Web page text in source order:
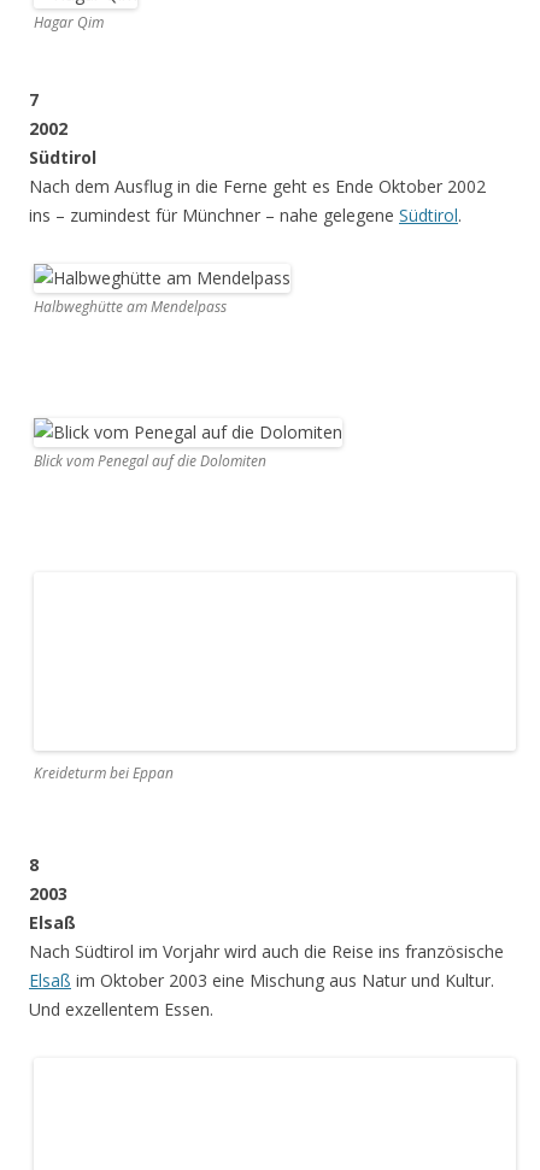
Hagar Qim
7
2002
Südtirol
Nach dem Ausflug in die Ferne geht es Ende Oktober 2002
ins – zumindest für Münchner – nahe gelegene Südtirol.
Halbweghütte am Mendelpass
Blick vom Penegal auf die Dolomiten
Elsaß
Zigeunerfelsen bei Niedersteinbach